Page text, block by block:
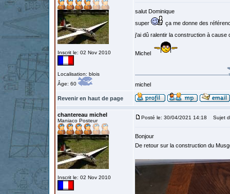
Inscrit le: 02 Nov 2010
Localisation: blois
Âge: 60
salut Dominique
super
ça me donne des
j'ai dû ralentir la construction à cause
Michel
michel
Revenir en haut de page
chantereau michel
Maniaco Posteur
Inscrit le: 02 Nov 2010
Posté le: 30/04/2021 14:18 Sujet
Bonjour
De retour sur la construction du